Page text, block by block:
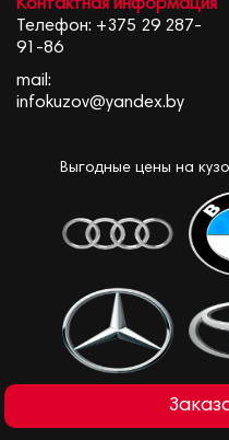
Контактная информация
Телефон: +375 29 287-
91-86
mail:
infokuzov@yandex.by
Выгодные цены на